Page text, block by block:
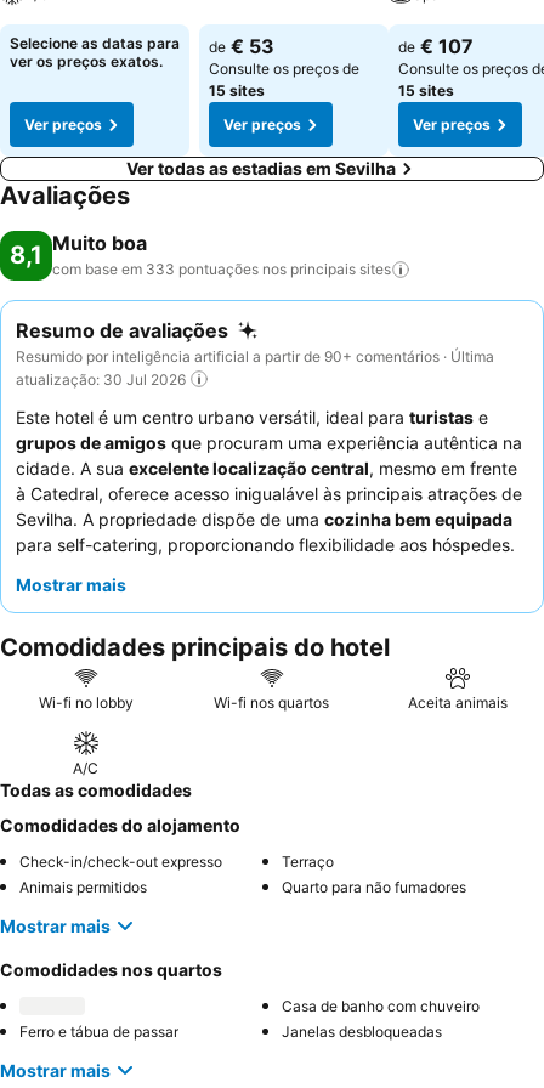
Selecione as datas para
ver os preços exatos.
Ver preços
de € 53
Consulte os preços de
15 sites
Ver preços
de € 107
Consulte os preços
15 sites
Ver preços
Ver todas as estadias em Sevilha
Avaliações
8,1 Muito boa
com base em 333 pontuações nos principais sites
Resumo de avaliações
Resumido por inteligência artificial a partir de 90+ comentários · Última
atualização: 30 Jul 2026
Este hotel é um centro urbano versátil, ideal para turistas e
grupos de amigos que procuram uma experiência autêntica na
cidade. A sua excelente localização central, mesmo em frente
à Catedral, oferece acesso inigualável às principais atrações de
Sevilha. A propriedade dispõe de uma cozinha bem equipada
para self-catering, proporcionando flexibilidade aos hóspedes.
atenciosos e prestativos
experiência, considere solicitar uma unidade com isolamento de
janela eficaz para minimizar o ruído da rua.
Mostrar mais
Comodidades principais do hotel
Wi-fi no lobby Wi-fi nos quartos Aceita animais
A/C
Todas as comodidades
Comodidades do alojamento
Check-in/check-out expresso
Terraço
Animais permitidos
Quarto para não fumadores
Mostrar mais
Comodidades nos quartos
Casa de banho com chuveiro
Ferro e tábua de passar
Janelas desbloqueadas
Mostrar mais